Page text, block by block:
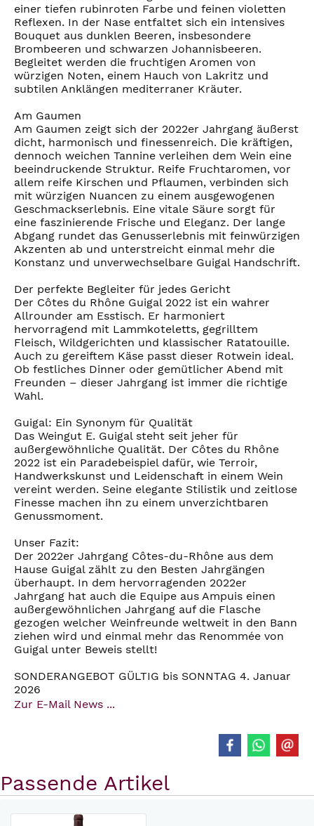
einer tiefen rubinroten Farbe und feinen violetten
Reflexen. In der Nase entfaltet sich ein intensives
Bouquet aus dunklen Beeren, insbesondere
Brombeeren und schwarzen Johannisbeeren.
Begleitet werden die fruchtigen Aromen von
würzigen Noten, einem Hauch von Lakritz und
subtilen Anklängen mediterraner Kräuter.
Am Gaumen
Am Gaumen zeigt sich der 2022er Jahrgang äußerst
dicht, harmonisch und finessenreich. Die kräftigen,
dennoch weichen Tannine verleihen dem Wein eine
beeindruckende Struktur. Reife Fruchtaromen, vor
allem reife Kirschen und Pflaumen, verbinden sich
mit würzigen Nuancen zu einem ausgewogenen
Geschmackserlebnis. Eine vitale Säure sorgt für
eine faszinierende Frische und Eleganz. Der lange
Abgang rundet das Genusserlebnis mit feinwürzigen
Akzenten ab und unterstreicht einmal mehr die
Konstanz und unverwechselbare Guigal Handschrift.
Der perfekte Begleiter für jedes Gericht
Der Côtes du Rhône Guigal 2022 ist ein wahrer
Allrounder am Esstisch. Er harmoniert
hervorragend mit Lammkoteletts, gegrilltem
Fleisch, Wildgerichten und klassischer Ratatouille.
Auch zu gereiftem Käse passt dieser Rotwein ideal.
Ob festliches Dinner oder gemütlicher Abend mit
Freunden – dieser Jahrgang ist immer die richtige
Wahl.
Guigal: Ein Synonym für Qualität
Das Weingut E. Guigal steht seit jeher für
außergewöhnliche Qualität. Der Côtes du Rhône
2022 ist ein Paradebeispiel dafür, wie Terroir,
Handwerkskunst und Leidenschaft in einem Wein
vereint werden. Seine elegante Stilistik und zeitlose
Finesse machen ihn zu einem unverzichtbaren
Genussmoment.
Unser Fazit:
Der 2022er Jahrgang Côtes-du-Rhône aus dem
Hause Guigal zählt zu den Besten Jahrgängen
überhaupt. In dem hervorragenden 2022er
Jahrgang hat auch die Equipe aus Ampuis einen
außergewöhnlichen Jahrgang auf die Flasche
gezogen welcher Weinfreunde weltweit in den Bann
ziehen wird und einmal mehr das Renommée von
Guigal unter Beweis stellt!
SONDERANGEBOT GÜLTIG bis SONNTAG 4. Januar
2026
Zur E-Mail News ...
Passende Artikel